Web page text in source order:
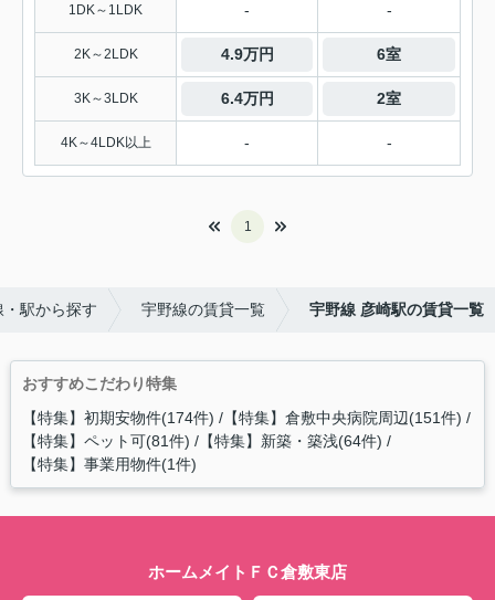
1DK～1LDK - -
2K～2LDK 4.9万円 6室
3K～3LDK 6.4万円 2室
4K～4LDK以上 - -
1
・駅から探す 宇野線の賃貸一覧 宇野線 彦崎駅の賃貸一覧
おすすめこだわり特集
【特集】初期安物件(174件) 【特集】倉敷中央病院周辺(151件)
【特集】ペット可(81件) 【特集】新築・築浅(64件)
【特集】事業用物件(1件)
ホームメイトＦＣ倉敷東店